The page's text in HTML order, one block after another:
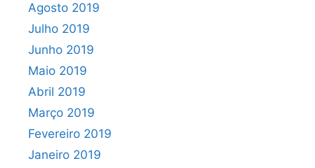
Agosto 2019
Julho 2019
Junho 2019
Maio 2019
Abril 2019
Março 2019
Fevereiro 2019
Janeiro 2019